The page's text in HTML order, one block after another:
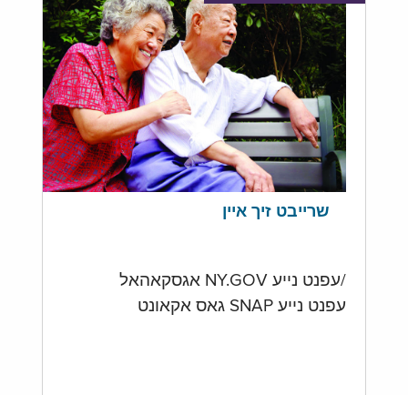
שרייבט זיך איין
/עפנט נייע NY.GOV אגסקאהאל
עפנט נייע SNAP גאס אקאונט